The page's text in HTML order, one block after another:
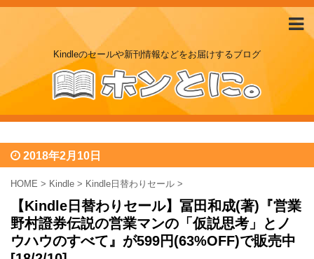
Kindleのセールや新刊情報などをお届けするブログ
2018年2月10日
HOME > Kindle > Kindle日替わりセール >
【Kindle日替わりセール】冨田和成(著)『営業
野村證券伝説の営業マンの「仮説思考」とノ
ウハウのすべて』が599円(63%OFF)で販売中